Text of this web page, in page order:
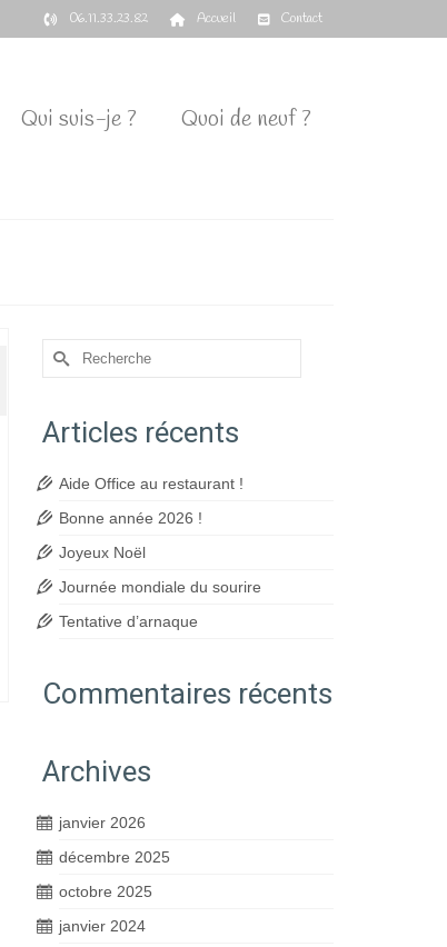
06.11.33.23.82 Accueil Contact
Qui suis-je ? Quoi de neuf ?
Rechercher :
Articles récents
Aide Office au restaurant !
Bonne année 2026 !
Joyeux Noël
Journée mondiale du sourire
Tentative d’arnaque
Commentaires récents
Archives
janvier 2026
décembre 2025
octobre 2025
janvier 2024